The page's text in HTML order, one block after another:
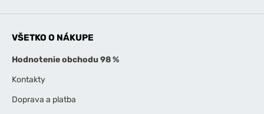
VŠETKO O NÁKUPE
Hodnotenie obchodu 98 %
Kontakty
Doprava a platba